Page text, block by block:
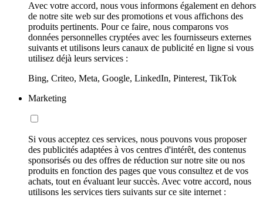
Avec votre accord, nous vous informons également en dehors
de notre site web sur des promotions et vous affichons des
produits pertinents. Pour ce faire, nous comparons vos
données personnelles cryptées avec les fournisseurs externes
suivants et utilisons leurs canaux de publicité en ligne si vous
utilisez déjà leurs services :
Bing, Criteo, Meta, Google, LinkedIn, Pinterest, TikTok
Marketing
Si vous acceptez ces services, nous pouvons vous proposer
des publicités adaptées à vos centres d'intérêt, des contenus
sponsorisés ou des offres de réduction sur notre site ou nos
produits en fonction des pages que vous consultez et de vos
achats, tout en évaluant leur succès. Avec votre accord, nous
utilisons les services tiers suivants sur ce site internet :